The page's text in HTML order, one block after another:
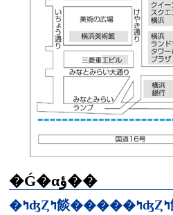
�Ǵ�αؤ��